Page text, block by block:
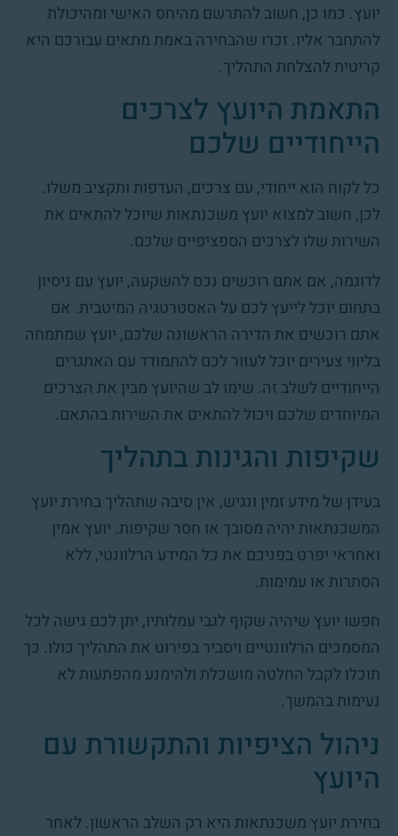
יועץ. כמו כן, חשוב להתרשם מהיחס האישי ומהיכולת
להתחבר אליו. זכרו שהבחירה באמת מתאים עבורכם היא
קריטית להצלחת התהליך.
התאמת היועץ לצרכים
הייחודיים שלכם
כל לקוח הוא ייחודי, עם צרכים, העדפות ותקציב משלו.
לכן, חשוב למצוא יועץ משכנתאות שיוכל להתאים את
השירות שלו לצרכים הספציפיים שלכם.
לדוגמה, אם אתם רוכשים נכס להשקעה, יועץ עם ניסיון
בתחום יוכל לייעץ לכם על האסטרטגיה המיטבית. אם
אתם רוכשים את הדירה הראשונה שלכם, יועץ שמתמחה
בליווי צעירים יוכל לעזור לכם להתמודד עם האתגרים
הייחודיים לשלב זה. שימו לב שהיועץ מבין את הצרכים
המיוחדים שלכם ויכול להתאים את השירות בהתאם.
שקיפות והגינות בתהליך
בעידן של מידע זמין ונגיש, אין סיבה שתהליך בחירת יועץ
המשכנתאות יהיה מסובך או חסר שקיפות. יועץ אמין
ואחראי יפרט בפניכם את כל המידע הרלוונטי, ללא
הסתרות או עמימות.
חפשו יועץ שיהיה שקוף לגבי עמלותיו, יתן לכם גישה לכל
המסמכים הרלוונטיים ויסביר בפירוט את התהליך כולו. כך
תוכלו לקבל החלטה מושכלת ולהימנע מהפתעות לא
נעימות בהמשך.
ניהול הציפיות והתקשורת עם
היועץ
בחירת יועץ משכנתאות היא רק השלב הראשון. לאחר